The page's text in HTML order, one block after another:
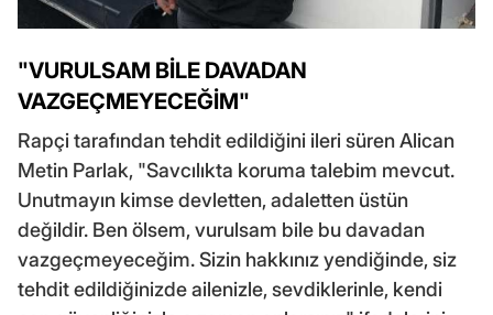
"VURULSAM BİLE DAVADAN
VAZGEÇMEYECEĞİM"
Rapçi tarafından tehdit edildiğini ileri süren Alican
Metin Parlak, "Savcılıkta koruma talebim mevcut.
Unutmayın kimse devletten, adaletten üstün
değildir. Ben ölsem, vurulsam bile bu davadan
vazgeçmeyeceğim. Sizin hakkınız yendiğinde, siz
tehdit edildiğinizde ailenizle, sevdiklerinle, kendi